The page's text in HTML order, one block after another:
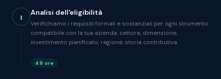
1 Analisi dell'eligibilità
Verifichiamo i requisiti formali e sostanziali per ogni strumento
compatibile con la tua azienda: settore, dimensione,
investimento pianificato, regione, storia contributiva.
48 ore